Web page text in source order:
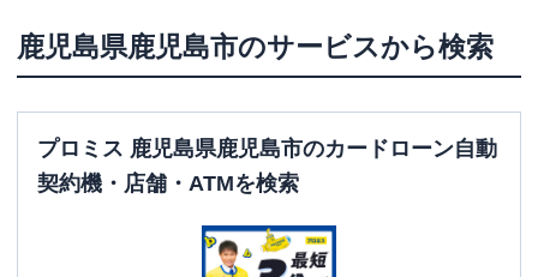
鹿児島県鹿児島市のサービスから検索
プロミス 鹿児島県鹿児島市のカードローン自動
契約機・店舗・ATMを検索